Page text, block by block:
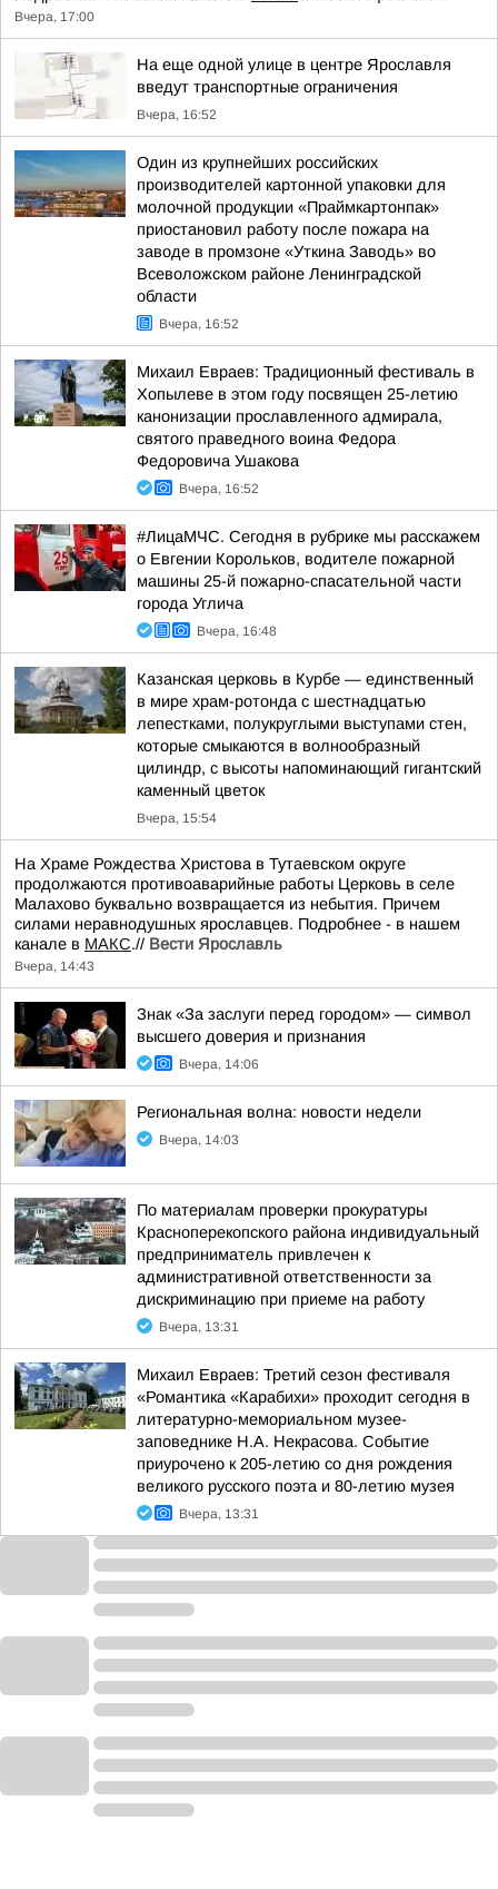
Вчера, 17:00
На еще одной улице в центре Ярославля
введут транспортные ограничения
Вчера, 16:52
Один из крупнейших российских
производителей картонной упаковки для
молочной продукции «Праймкартонпак»
приостановил работу после пожара на
заводе в промзоне «Уткина Заводь» во
Всеволожском районе Ленинградской
области
Вчера, 16:52
Михаил Евраев: Традиционный фестиваль в
Хопылеве в этом году посвящен 25-летию
канонизации прославленного адмирала,
святого праведного воина Федора
Федоровича Ушакова
Вчера, 16:52
#ЛицаМЧС. Сегодня в рубрике мы расскажем
о Евгении Корольков, водителе пожарной
машины 25-й пожарно-спасательной части
города Углича
Вчера, 16:48
Казанская церковь в Курбе — единственный
в мире храм-ротонда с шестнадцатью
лепестками, полукруглыми выступами стен,
которые смыкаются в волнообразный
цилиндр, с высоты напоминающий гигантский
каменный цветок
Вчера, 15:54
На Храме Рождества Христова в Тутаевском округе
продолжаются противоаварийные работы Церковь в селе
Малахово буквально возвращается из небытия. Причем
силами неравнодушных ярославцев. Подробнее - в нашем
канале в МАКС.// Вести Ярославль
Вчера, 14:43
Знак «За заслуги перед городом» — символ
высшего доверия и признания
Вчера, 14:06
Региональная волна: новости недели
Вчера, 14:03
По материалам проверки прокуратуры
Красноперекопского района индивидуальный
предприниматель привлечен к
административной ответственности за
дискриминацию при приеме на работу
Вчера, 13:31
Михаил Евраев: Третий сезон фестиваля
«Романтика «Карабихи» проходит сегодня в
литературно-мемориальном музее-
заповеднике Н.А. Некрасова. Событие
приурочено к 205-летию со дня рождения
великого русского поэта и 80-летию музея
Вчера, 13:31